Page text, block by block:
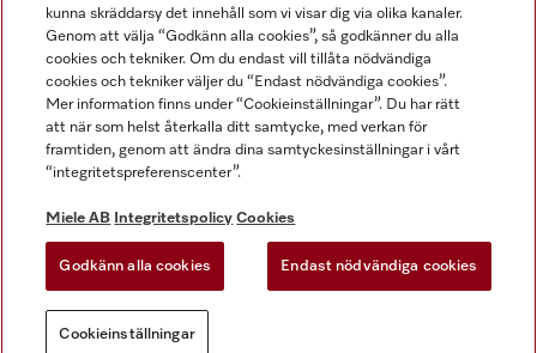
Miele AB
Allmänna villkor
Användarvillkor
Miele tillgänglighetsförklaring
Lagen om digitala tjänster
kunna skräddarsy det innehåll som vi visar dig via olika kanaler.
Genom att välja “Godkänn alla cookies”, så godkänner du alla
cookies och tekniker. Om du endast vill tillåta nödvändiga
cookies och tekniker väljer du “Endast nödvändiga cookies”.
Mer information finns under “Cookieinställningar”. Du har rätt
att när som helst återkalla ditt samtycke, med verkan för
framtiden, genom att ändra dina samtyckesinställningar i vårt
“integritetspreferenscenter”.
Miele AB Integritetspolicy Cookies
Godkänn alla cookies Endast nödvändiga cookies
Cookieinställningar